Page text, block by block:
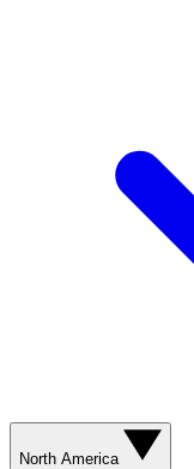
North America